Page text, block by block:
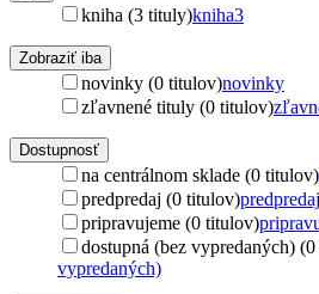
kniha (3 tituly)kniha3
Zobraziť iba
novinky (0 titulov)novinky
zľavnené tituly (0 titulov)
Dostupnosť
na centrálnom sklade (0 titulov)
predpredaj (0 titulov)predpredaj
pripravujeme (0 titulov)
dostupná (bez vypredaných)
vypredaných)